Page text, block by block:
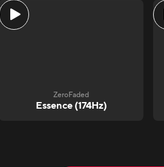
ZeroFaded
Essence (174Hz)